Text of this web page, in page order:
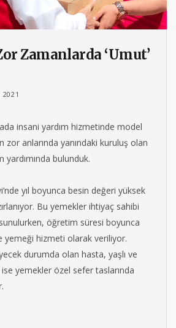
Zamanlarda ‘Umut’
2021
insani yardım hizmetinde model
zor anlarında yanındaki kuruluş olan
yardımında bulunduk.
yıl boyunca besin değeri yüksek
Bu yemekler ihtiyaç sahibi
öğretim süresi boyunca
yemeği hizmeti olarak veriliyor.
durumda olan hasta, yaşlı ve
yemekler özel sefer taslarında